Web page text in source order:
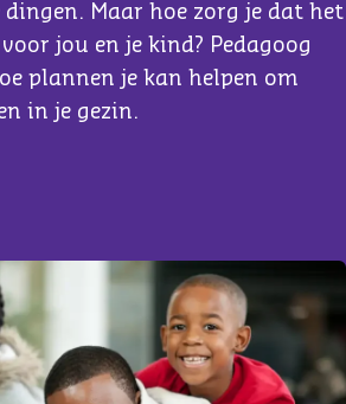
Maar hoe zorg je dat het
jou en je kind? Pedagoog
plannen je kan helpen om
in je gezin.